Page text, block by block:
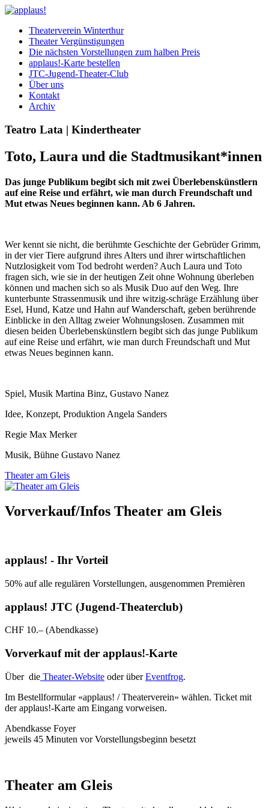
Theaterverein Winterthur
Theater Vergünstigungen
Die nächsten Vorstellungen zum halben Preis
applaus!-Karte bestellen
JTC-Jugend-Theater-Club
Über uns
Kontakt
Archiv
Teatro Lata | Kindertheater
Toto, Laura und die Stadtmusikant*innen
Das junge Publikum begibt sich mit zwei Überlebenskünstlern
auf eine Reise und erfährt, wie man durch Freundschaft und
Mut etwas Neues beginnen kann. Ab 6 Jahren.
Wer kennt sie nicht, die berühmte Geschichte der Gebrüder Grimm,
in der vier Tiere aufgrund ihres Alters und ihrer wirtschaftlichen
Nutzlosigkeit vom Tod bedroht werden? Auch Laura und Toto
fragen sich, wie sie in der heutigen Zeit ohne Wohnung überleben
können und machen sich so als Musik Duo auf den Weg. Ihre
kunterbunte Strassenmusik und ihre witzig-schräge Erzählung über
Esel, Hund, Katze und Hahn auf Wanderschaft, geben berührende
Einblicke in den Alltag zweier Wohnungslosen. Zusammen mit
diesen beiden Überlebenskünstlern begibt sich das junge Publikum
auf eine Reise und erfährt, wie man durch Freundschaft und Mut
etwas Neues beginnen kann.
Spiel, Musik Martina Binz, Gustavo Nanez
Idee, Konzept, Produktion Angela Sanders
Regie Max Merker
Musik, Bühne Gustavo Nanez
Theater am Gleis
Vorverkauf/Infos Theater am Gleis
applaus! - Ihr Vorteil
50% auf alle regulären Vorstellungen, ausgenommen Premièren
applaus! JTC (Jugend-Theaterclub)
CHF 10.– (Abendkasse)
Vorverkauf mit der applaus!-Karte
Über die Theater-Website oder überEventfrog.
Im Bestellformular «applaus! / Theaterverein» wählen. Ticket mit
der applaus!-Karte am Eingang vorweisen.
Abendkasse Foyer
jeweils 45 Minuten vor Vorstellungsbeginn besetzt
Theater am Gleis